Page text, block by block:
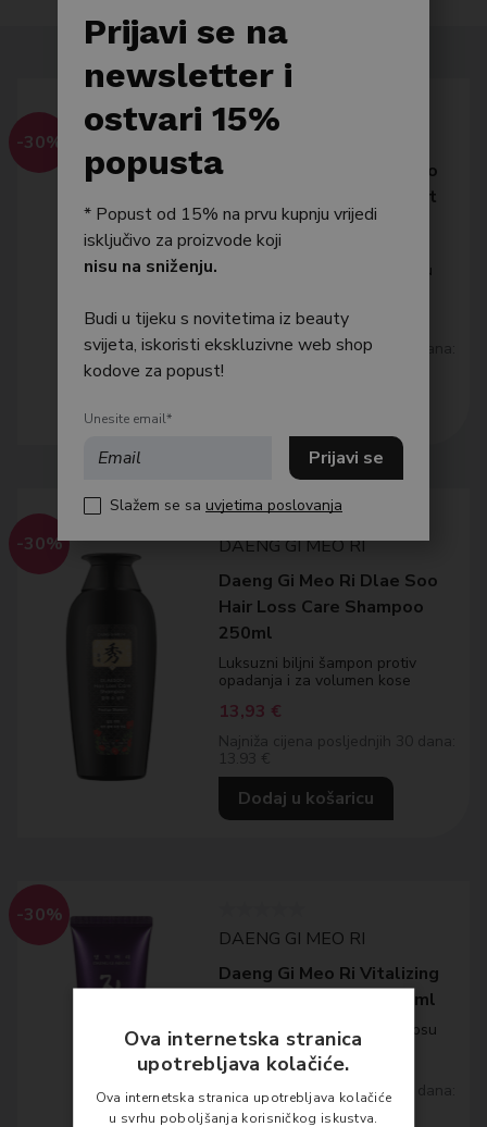
Po tipu kože
Bestseller
Njega tijela
Njega kose
-30%
DAENG GI MEO RI
Daeng Gi Meo Ri Dlae Soo
Hair Loss Care Treatment
250ml
Intenzivni biljni tretman protiv
opadanja i za dubinsku obnovu
13,93€
Najniža cijena posljednjih 30 dana:
13.93 €
-30%
DAENG GI MEO RI
Daeng Gi Meo Ri Dlae Soo
Hair Loss Care Shampoo
250ml
Luksuzni biljni šampon protiv
opadanja i za volumen kose
13,93 €
Najniža cijena posljednjih 30 dana:
13.93 €
Dodaj u košaricu
-30%
DAENG GI MEO RI
Daeng Gi Meo Ri Vitalizing
Nutrition Hair Pack 120ml
Intenzivna biljna maska za kosu
10,49€
Najniža cijena posljednjih 30 dana:
10.49 €
Prijavi se na
newsletter i
ostvari 15%
popusta
* Popust od 15% na prvu kupnju vrijedi
isključivo za proizvode koji
nisu na sniženju.
Budi u tijeku s novitetima iz beauty
svijeta, iskoristi ekskluzivne web shop
kodove za popust!
Unesite email*
Slažem se sa uvjetima poslovanja
Ova internetska stranica
upotrebljava kolačiće.
Ova internetska stranica upotrebljava kolačiće
u svrhu poboljšanja korisničkog iskustva.